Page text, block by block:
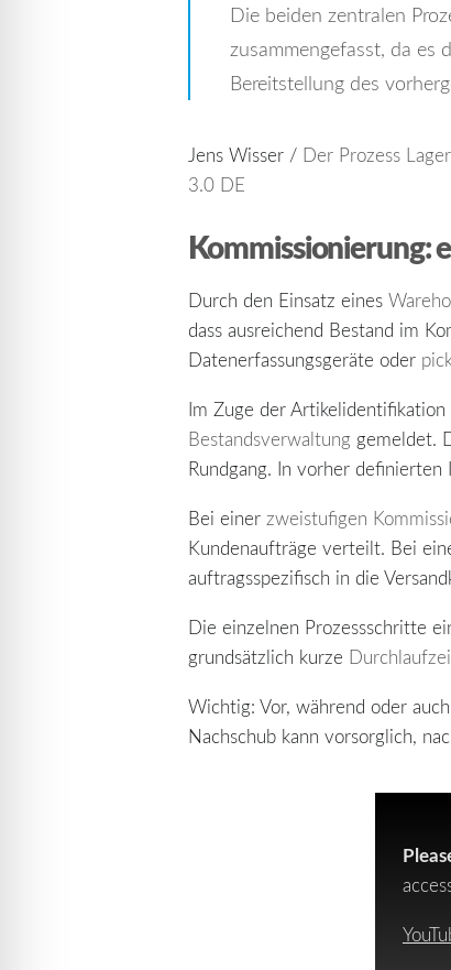
Die beiden zentralen
zusammengefasst, da es
Bereitstellung des
Jens Wisser / Der Prozess
3.0 DE
Kommissionierung:
Durch den Einsatz eines
dass ausreichend Bestand im
Datenerfassungsgeräte oder
Im Zuge der
Bestandsverwaltung gemeldet.
Rundgang. In vorher
Bei einer zweistufigen
Kundenaufträge verteilt. Bei
auftragsspezifisch in die
Die einzelnen Prozessschritte
grundsätzlich kurze
Wichtig: Vor, während oder
Nachschub kann vorsorglich,